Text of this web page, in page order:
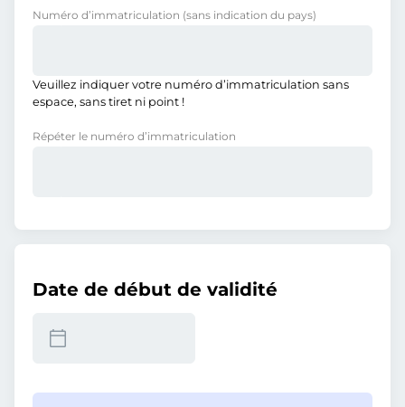
Numéro d’immatriculation (sans indication du pays)
Veuillez indiquer votre numéro d’immatriculation sans
espace, sans tiret ni point !
Répéter le numéro d’immatriculation
Date de début de validité